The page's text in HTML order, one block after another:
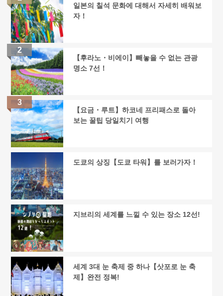
일본의 칠석 문화에 대해서 자세히 배워보
자！
【후라노・비에이】빼놓을 수 없는 관광
명소 7선！
【요금・루트】하코네 프리패스로 돌아
보는 꿀팁 당일치기 여행
도쿄의 상징【도쿄 타워】를 보러가자！
지브리의 세계를 느낄 수 있는 장소 12선!
세계 3대 눈 축제 중 하나【삿포로 눈 축
제】완전 정복!